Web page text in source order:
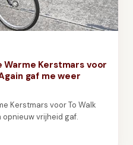
Kerstmars voor
gaf me weer
Kerstmars voor To Walk
vrijheid gaf.